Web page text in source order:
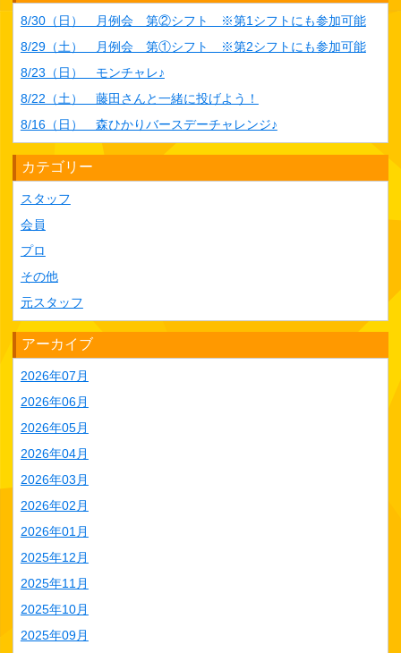
8/30（日） 月例会 第②シフト ※第1シフトにも参加可能
8/29（土） 月例会 第①シフト ※第2シフトにも参加可能
8/23（日） モンチャレ♪
8/22（土） 藤田さんと一緒に投げよう！
8/16（日） 森ひかりバースデーチャレンジ♪
カテゴリー
スタッフ
会員
プロ
その他
元スタッフ
アーカイブ
2026年07月
2026年06月
2026年05月
2026年04月
2026年03月
2026年02月
2026年01月
2025年12月
2025年11月
2025年10月
2025年09月